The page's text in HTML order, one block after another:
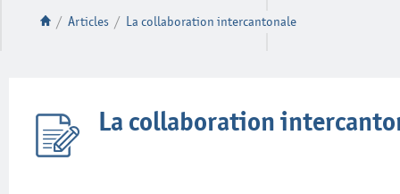
/ Articles / La collaboration intercantonale
La collaboration